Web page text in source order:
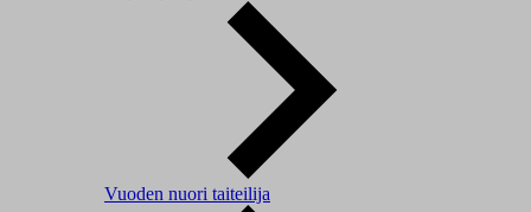
Vuoden nuori taiteilija